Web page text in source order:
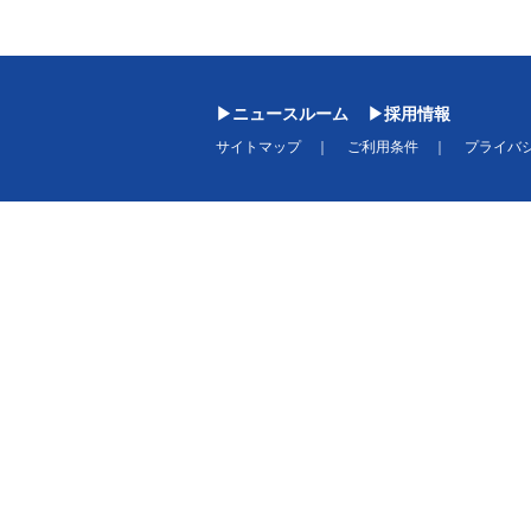
ニュースルーム 採用情報
サイトマップ ご利用条件 プライバ